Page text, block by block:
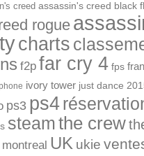
creed assassin's creed black
rogue
charts
f2p far cry 4 fps
ivory tower just dance
ps3 ps4
steamthe crew
UK ukie